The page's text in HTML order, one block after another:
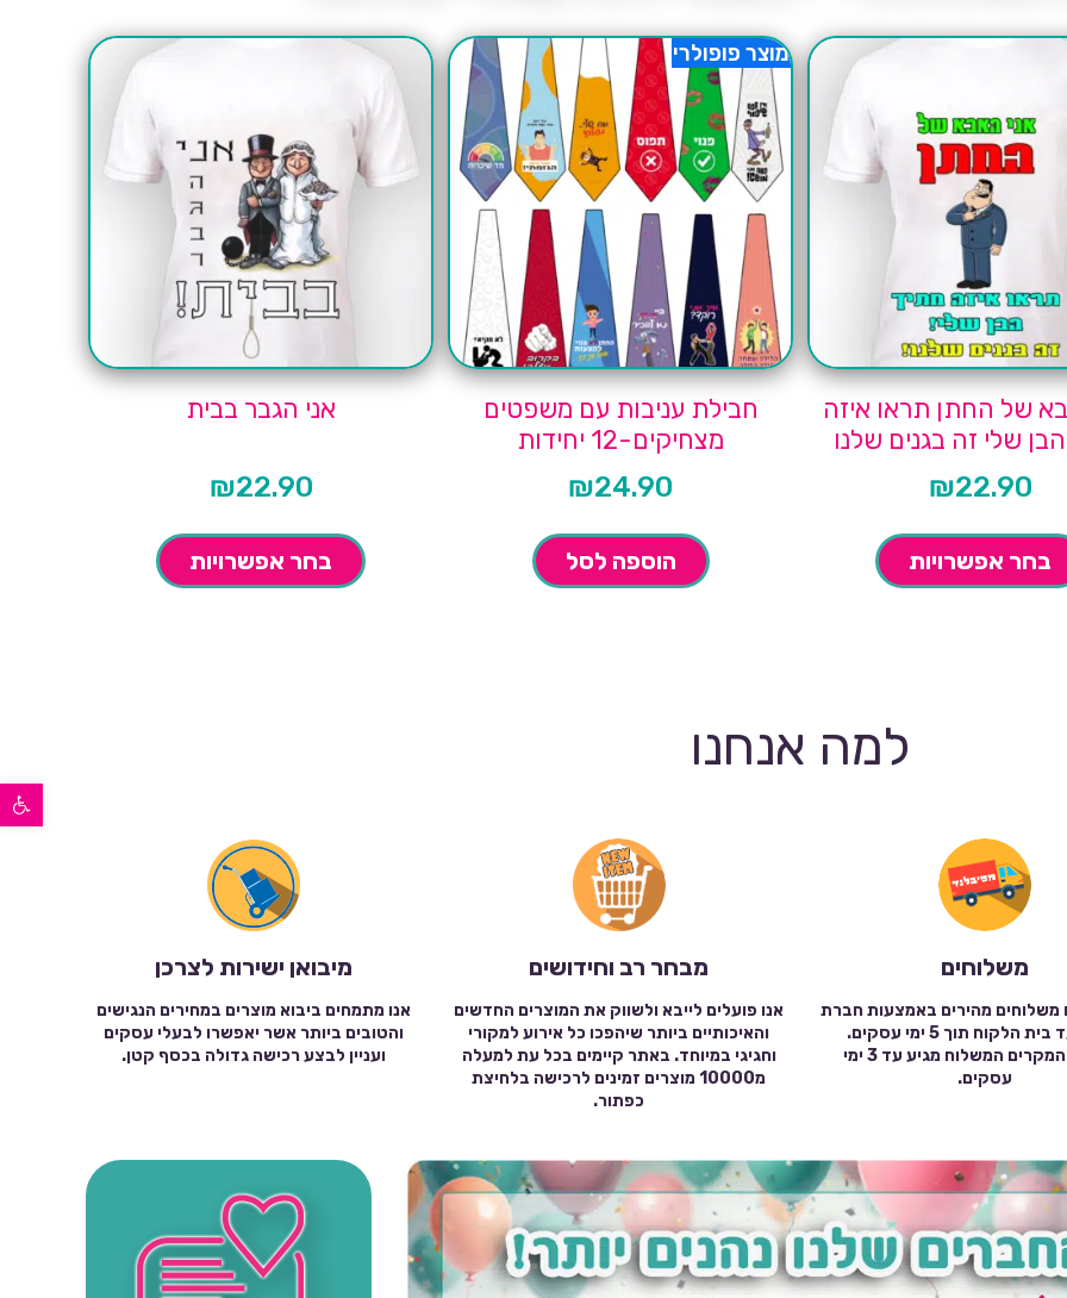
פתח סרגל נגישות
של החתן תראו איזה
שלי זה בגנים שלנו
₪22.90
בחר אפשרויות
מוצר פופולרי
חבילת עניבות עם משפטים
מצחיקים-12 יחידות
₪24.90
הוספה לסל
אני הגבר בבית
₪22.90
בחר אפשרויות
למה אנחנו
משלוחים
משלוחים מהירים באמצעות חברת
שילוח עד בית הלקוח תוך 5 ימי עסקים.
במרבית המקרים המשלוח מגיע עד 3 ימי
עסקים.
מבחר רב וחידושים
אנו פועלים לייבא ולשווק את המוצרים החדשים
והאיכותיים ביותר שיהפכו כל אירוע למקורי
וחגיגי במיוחד. באתר קיימים בכל עת למעלה
מ10000 מוצרים זמינים לרכישה בלחיצת
כפתור.
מיבואן ישירות לצרכן
אנו מתמחים ביבוא מוצרים במחירים הנגישים
והטובים ביותר אשר יאפשרו לבעלי עסקים
ועניין לבצע רכישה גדולה בכסף קטן.